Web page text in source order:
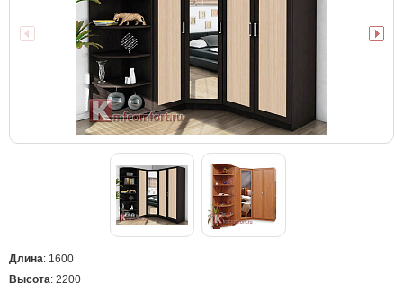
Длина: 1600
Высота: 2200